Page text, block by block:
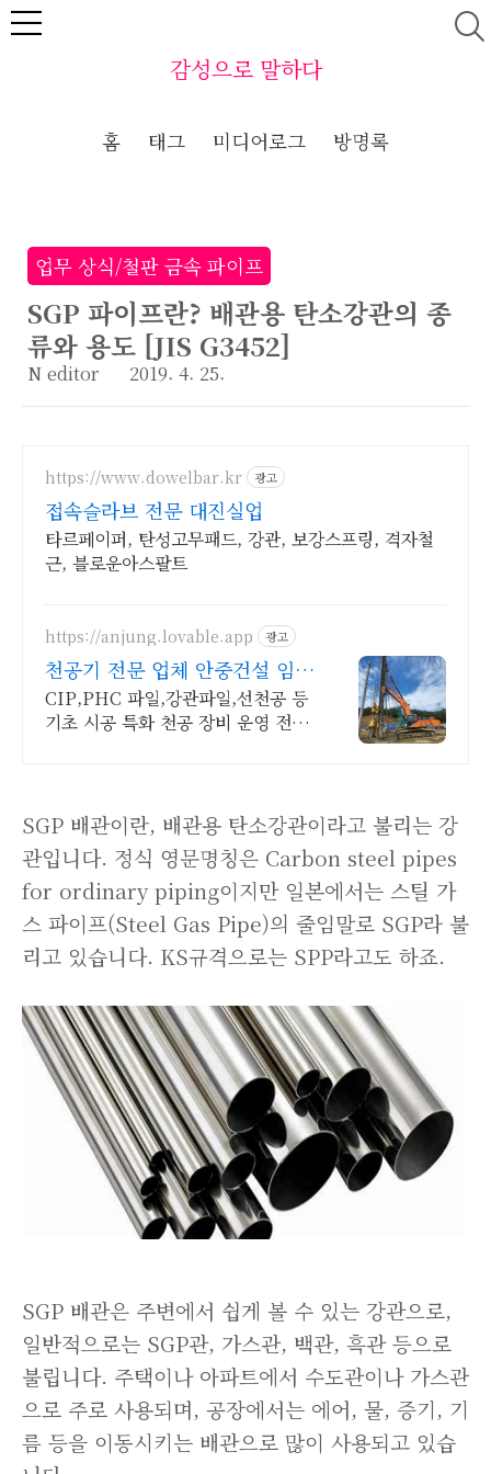
본문 바로가기
감성으로 말하다
홈 태그 미디어로그 방명록
업무 상식/철판 금속 파이프
SGP 파이프란? 배관용 탄소강관의 종
류와 용도 [JIS G3452]
N editor 2019. 4. 25.
https://www.dowelbar.kr 광고
접속슬라브 전문 대진실업
타르페이퍼, 탄성고무패드, 강관, 보강스프링, 격자철
근, 블로운아스팔트
https://anjung.lovable.app 광고
천공기 전문 업체 안중건설 임
대 및 견적 문의
CIP,PHC 파일,강관파일,선천공 등
기초 시공 특화 천공 장비 운영 전
SGP 배관이란, 배관용 탄소강관이라고 불리는 강
관입니다. 정식 영문명칭은 Carbon steel pipes
for ordinary piping이지만 일본에서는 스틸 가
스 파이프(Steel Gas Pipe)의 줄임말로 SGP라 불
리고 있습니다. KS규격으로는 SPP라고도 하죠.
SGP 배관은 주변에서 쉽게 볼 수 있는 강관으로,
일반적으로는 SGP관, 가스관, 백관, 흑관 등으로
불립니다. 주택이나 아파트에서 수도관이나 가스관
으로 주로 사용되며, 공장에서는 에어, 물, 증기, 기
름 등을 이동시키는 배관으로 많이 사용되고 있습